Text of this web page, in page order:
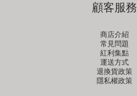
顧客服務
商店介紹
常見問題
紅利集點
運送方式
退換貨政策
隱私權政策